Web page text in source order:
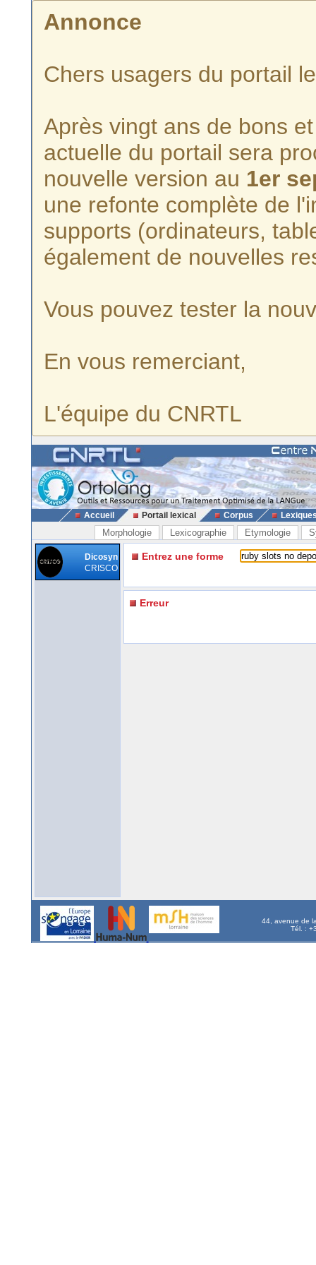
Annonce
Chers usagers du portail
Après vingt ans de bons
actuelle du portail sera
nouvelle version au 1er
une refonte complète de
supports (ordinateurs,
également de nouvelles
Vous pouvez tester la
En vous remerciant,
L'équipe du CNRTL
Accueil Portail lexical Corpus
Morphologie Lexicographie Etymologie
Dicosyn
CRISCO
Entrez une forme
Erreur
44, avenue de
Tél. :